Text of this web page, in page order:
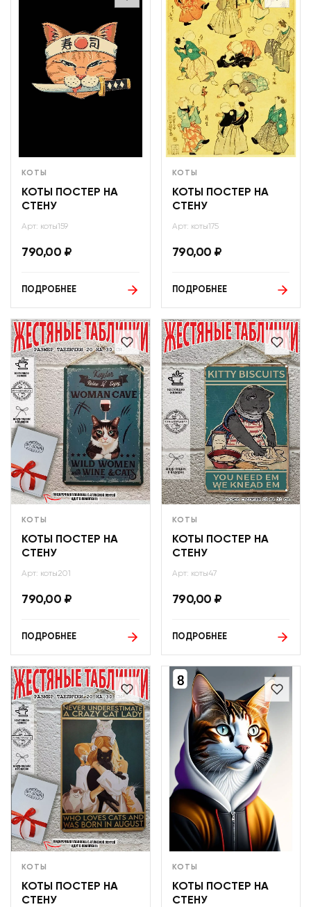
КОТЫ
КОТЫ ПОСТЕР НА
СТЕНУ
Арт: коты159
790,00 ₽
ПОДРОБНЕЕ
КОТЫ
КОТЫ ПОСТЕР НА
СТЕНУ
Арт: коты175
790,00 ₽
ПОДРОБНЕЕ
КОТЫ
КОТЫ ПОСТЕР НА
СТЕНУ
Арт: коты201
790,00 ₽
ПОДРОБНЕЕ
КОТЫ
КОТЫ ПОСТЕР НА
СТЕНУ
Арт: коты47
790,00 ₽
ПОДРОБНЕЕ
КОТЫ
КОТЫ ПОСТЕР НА
СТЕНУ
КОТЫ
КОТЫ ПОСТЕР НА
СТЕНУ